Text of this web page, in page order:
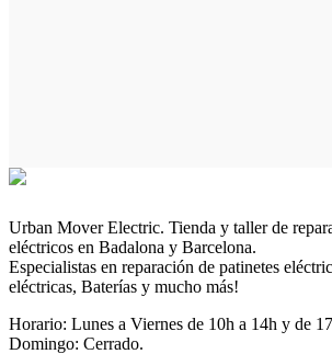
Urban Mover Electric. Tienda y taller de
eléctricos en Badalona y Barcelona.
Especialistas en reparación de patinetes
eléctricas, Baterías y mucho más!
Horario: Lunes a Viernes de 10h a 14h y de
Domingo: Cerrado.